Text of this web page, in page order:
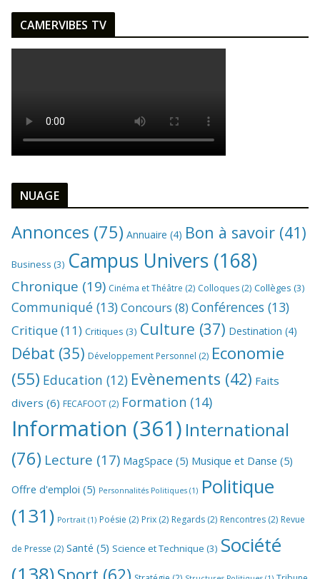
CAMERVIBES TV
NUAGE
Annonces (75) Annuaire (4) Bon à savoir (41)
Business (3) Campus Univers (168)
Chronique (19) Cinéma et Théâtre (2) Colloques (2) Collèges (3)
Communiqué (13)Concours (8) Conférences (13)
Critique(11) Critiques (3) Culture (37) Destination (4)
Débat (35) Développement Personnel (2) Economie
(55) Education (12) Evènements (42) Faits
divers (6) FECAFOOT (2) Formation (14)
Information (361) International
(76) Lecture (17) MagSpace (5) Musique et Danse (5)
Offre d'emploi (5) Personnalités Politiques (1) Politique
(131) Portrait (1) Poésie (2) Prix (2) Regards (2) Rencontres (2) Revue
de Presse (2) Santé (5) Science et Technique (3) Société
(138)Sport (62)